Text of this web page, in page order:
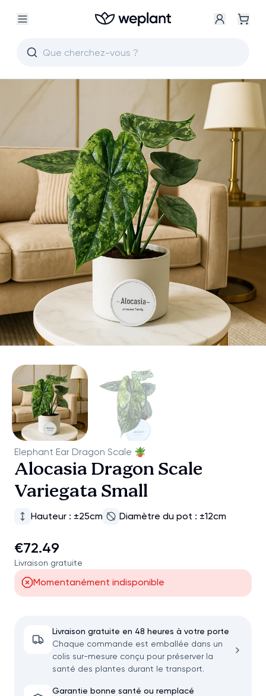
Elephant Ear Dragon Scale 🪴
Alocasia Dragon Scale
Variegata Small
Hauteur : ±25cm Diamètre du pot : ±12cm
€72.49
Livraison gratuite
Momentanément indisponible
Livraison gratuite en 48 heures à votre porte
Chaque commande est emballée dans un
colis sur-mesure conçu pour préserver la
santé des plantes durant le transport.
Garantie bonne santé ou remplacé